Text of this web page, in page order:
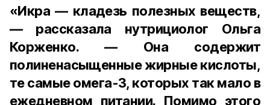
«Икра — кладезь полезных веществ,
— рассказала нутрициолог Ольга
Корженко. — Она содержит
полиненасыщенные жирные кислоты,
те самые омега-3, которых так мало в
ежедневном питании. Помимо этого